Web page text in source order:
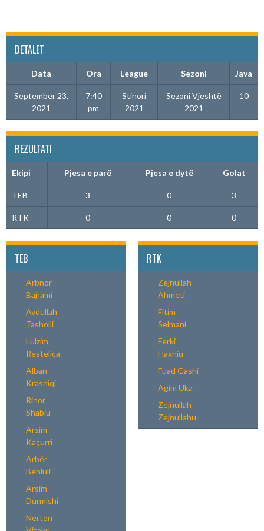
DETALET
Data Ora League Sezoni Java
September 23,
2021
7:40
pm
Stinori
2021
Sezoni Vjeshtë
2021
10
REZULTATI
Ekipi Pjesa e parë Pjesa e dytë Golat
TEB 3 0 3
RTK 0 0 0
TEB
Arbnor
Bajrami
Avdullah
Tasholli
Lulzim
Restelica
Alban
Krasniqi
Rinor
Shabiu
Arsim
Kaçurri
Arbër
Behluli
Arsim
Durmishi
Nerton
RTK
Zejnullah
Ahmeti
Fitim
Selmani
Ferki
Haxhiu
Fuad Gashi
Agim Uka
Zejnullah
Zejnullahu